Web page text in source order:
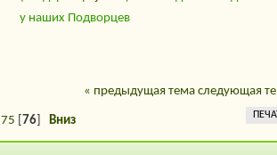
у наших Подворцев
« предыдущая тема следующая
75 [76 Вниз